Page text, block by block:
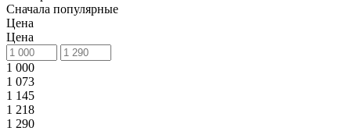
Сначала популярные
Цена
Цена
1 000
1 073
1 145
1 218
1 290